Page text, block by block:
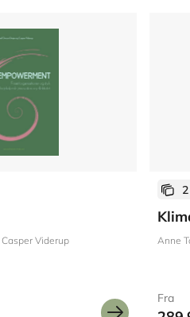
Casper Viderup Anne
Fra